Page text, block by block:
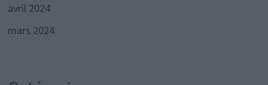
avril 2024
mars 2024